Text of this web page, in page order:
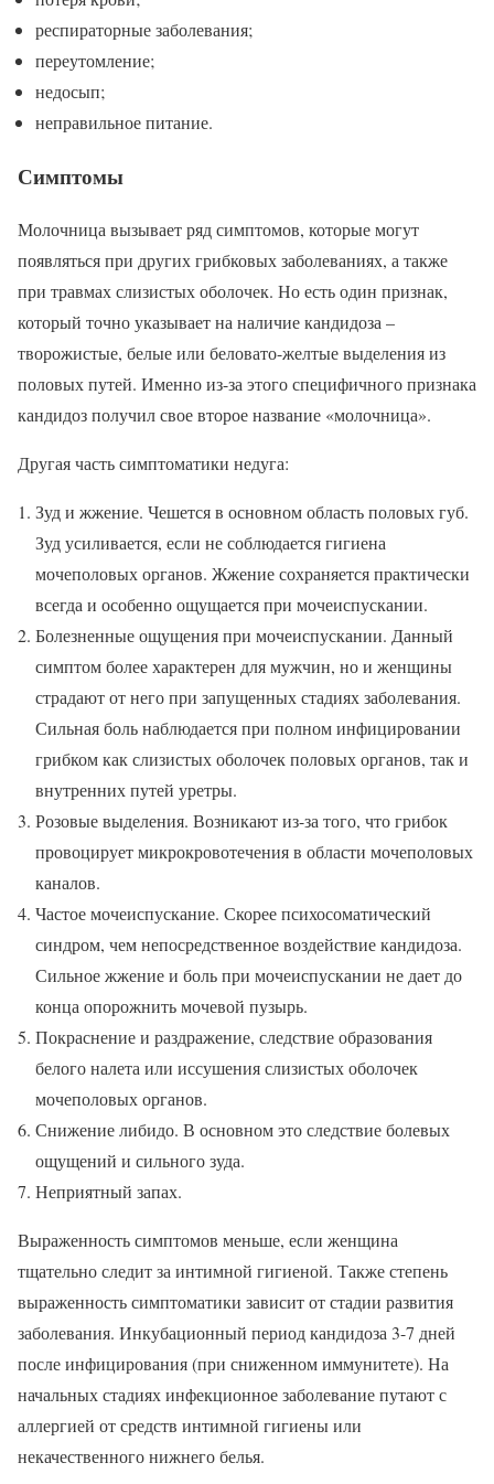
респираторные заболевания;
переутомление;
недосып;
неправильное питание.
Симптомы
Молочница вызывает ряд симптомов, которые могут
появляться при других грибковых заболеваниях, а также
при травмах слизистых оболочек. Но есть один признак,
который точно указывает на наличие кандидоза –
творожистые, белые или беловато-желтые выделения из
половых путей. Именно из-за этого специфичного признака
кандидоз получил свое второе название «молочница».
Другая часть симптоматики недуга:
Зуд и жжение. Чешется в основном область половых губ.
Зуд усиливается, если не соблюдается гигиена
мочеполовых органов. Жжение сохраняется практически
всегда и особенно ощущается при мочеиспускании.
Болезненные ощущения при мочеиспускании. Данный
симптом более характерен для мужчин, но и женщины
страдают от него при запущенных стадиях заболевания.
Сильная боль наблюдается при полном инфицировании
грибком как слизистых оболочек половых органов, так и
внутренних путей уретры.
Розовые выделения. Возникают из-за того, что грибок
провоцирует микрокровотечения в области мочеполовых
каналов.
Частое мочеиспускание. Скорее психосоматический
синдром, чем непосредственное воздействие кандидоза.
Сильное жжение и боль при мочеиспускании не дает до
конца опорожнить мочевой пузырь.
Покраснение и раздражение, следствие образования
белого налета или иссушения слизистых оболочек
мочеполовых органов.
Снижение либидо. В основном это следствие болевых
ощущений и сильного зуда.
Неприятный запах.
Выраженность симптомов меньше, если женщина
тщательно следит за интимной гигиеной. Также степень
выраженность симптоматики зависит от стадии развития
заболевания. Инкубационный период кандидоза 3-7 дней
после инфицирования (при сниженном иммунитете). На
начальных стадиях инфекционное заболевание путают с
аллергией от средств интимной гигиены или
некачественного нижнего белья.